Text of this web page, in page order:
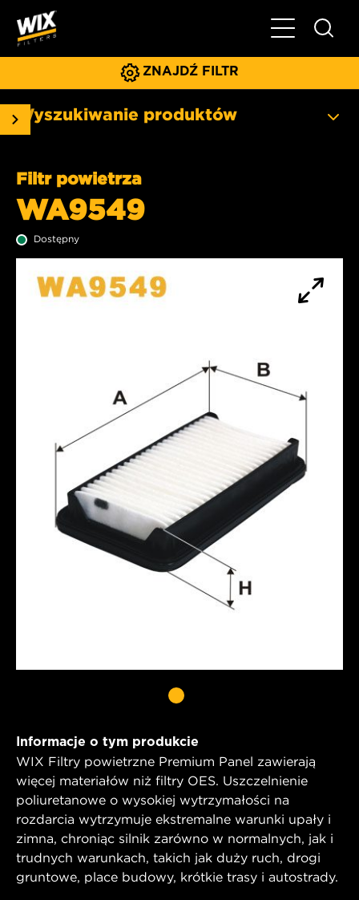
Pokaż/ukryj
ZNAJDŹ FILTR
Wyszukiwanie produktów
Filtr powietrza
WA9549
Dostępny
Informacje o tym produkcie
WIX Filtry powietrzne Premium Panel zawierają
więcej materiałów niż filtry OES. Uszczelnienie
poliuretanowe o wysokiej wytrzymałości na
rozdarcia wytrzymuje ekstremalne warunki upały i
zimna, chroniąc silnik zarówno w normalnych, jak i
trudnych warunkach, takich jak duży ruch, drogi
gruntowe, place budowy, krótkie trasy i autostrady.